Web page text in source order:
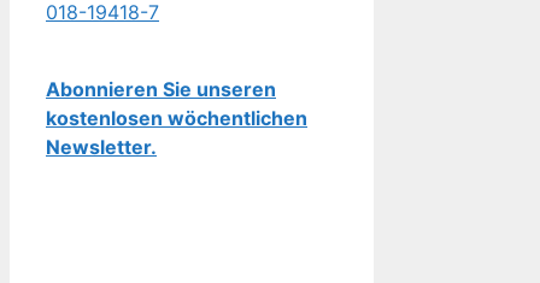
018-19418-7
Abonnieren Sie unseren
kostenlosen wöchentlichen
Newsletter.